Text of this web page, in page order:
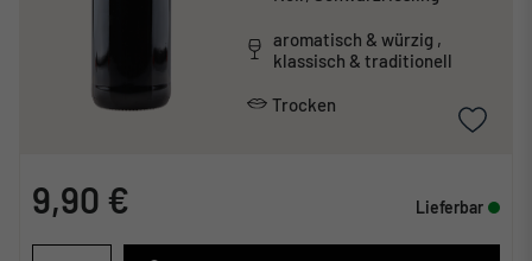
aromatisch & würzig ,
klassisch & traditionell
Trocken
9,90 € Lieferbar